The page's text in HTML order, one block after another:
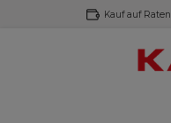
springen Kauf auf Raten